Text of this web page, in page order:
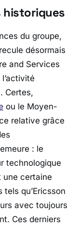
historiques
du groupe,
désormais
and Services
Certes,
ou le Moyen-
relative grâce
: le
technologique
une certaine
tels qu’Ericsson
avec toujours
Ces derniers